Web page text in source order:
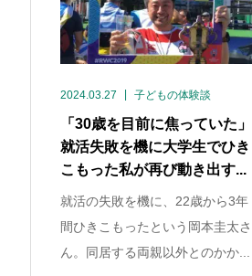
2024.03.27 子どもの体験談
「30歳を目前に焦っていた」
就活失敗を機に大学生でひき
こもった私が再び動き出す...
就活の失敗を機に、22歳から3年
間ひきこもったという岡本圭太さ
ん。同居する両親以外とのかか...